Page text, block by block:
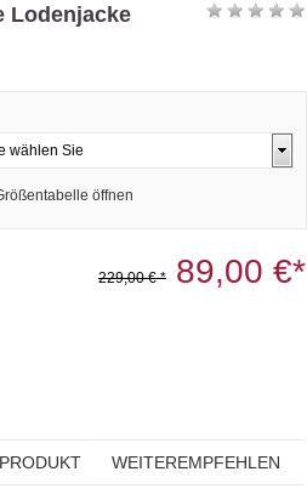
Lodenjacke
öffnen
229,00 € *89,00 €*
WEITEREMPFEHLEN